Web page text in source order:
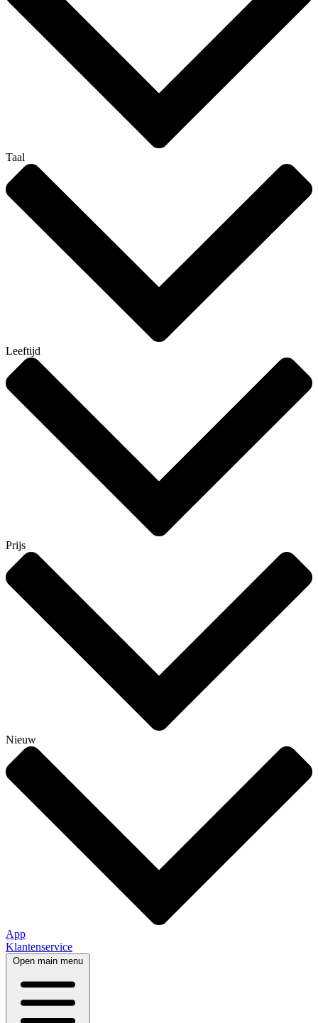
Taal
Leeftijd
Prijs
Nieuw
App
Klantenservice
Open main menu